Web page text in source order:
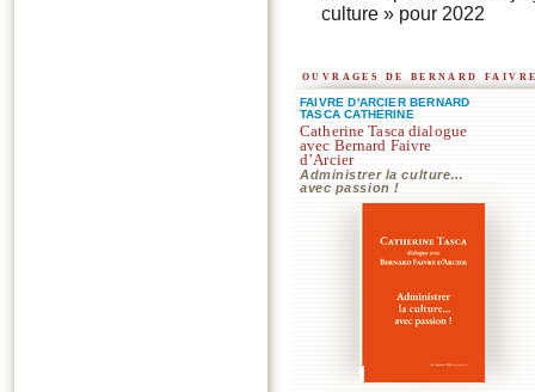
culture » pour 2022
ouvrages de bernard
FAIVRE D'ARCIER BERNARD
TASCA CATHERINE
Catherine Tasca dialogue
avec Bernard Faivre
d’Arcier
Administrer la culture…
avec passion !